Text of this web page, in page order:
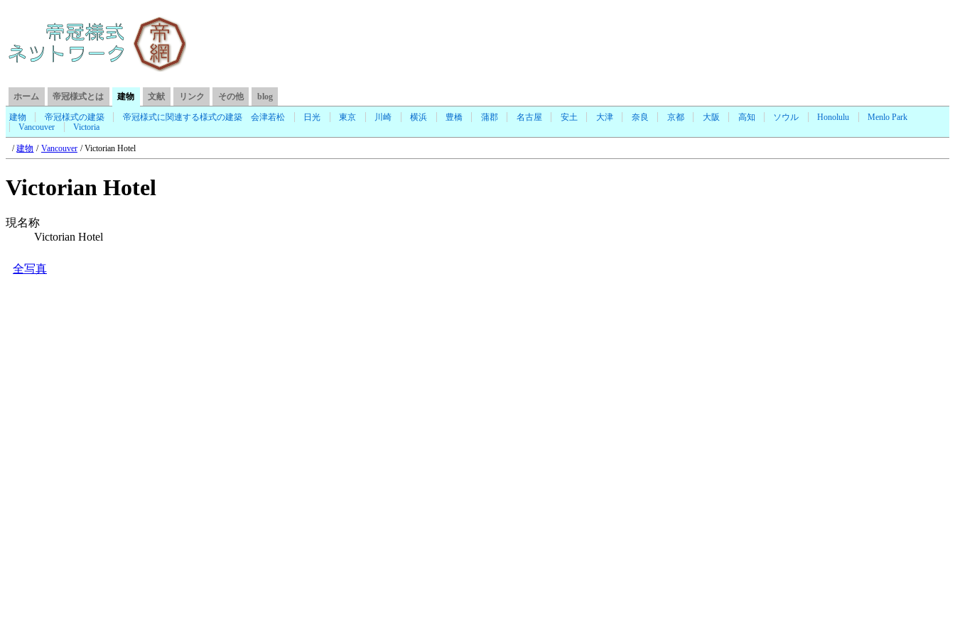
ホーム 帝冠様式とは 建物 文献 リンク その他 blog
建物 帝冠様式の建築 帝冠様式に関連する様式の建築 会津若松 日光 東京 川崎 横浜 豊橋 蒲郡 名古屋 安土 大津 奈良 京都 大阪 高知 ソウル Honolulu
Menlo Park
Vancouver
Victoria
建物 Vancouver Victorian Hotel
Victorian Hotel
現名称
Victorian Hotel
全写真